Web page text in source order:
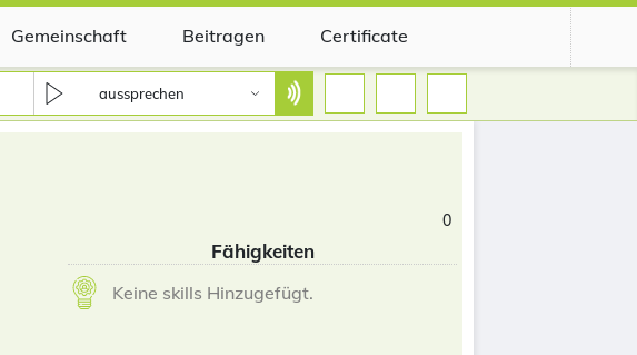
Gemeinschaft Beitragen Certificate
aussprechen
0
Fähigkeiten
Keine skills Hinzugefügt.